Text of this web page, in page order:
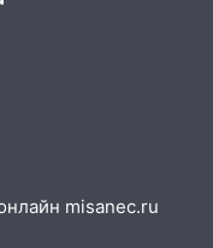
два
памятную
misanec.ru